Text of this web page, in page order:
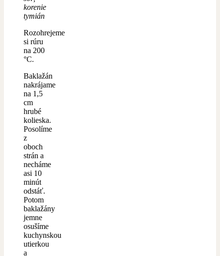
korenie
tymián
Rozohrejeme
si rúru
na 200
°C.
Baklažán
nakrájame
na 1,5
cm
hrubé
kolieska.
Posolíme
z
oboch
strán a
necháme
asi 10
minút
odstáť.
Potom
baklažány
jemne
osušíme
kuchynskou
utierkou
a